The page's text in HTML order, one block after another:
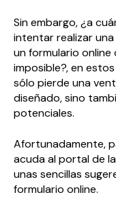
Sin embargo, ¿a
intentar realizar
un formulario
imposible?, en
sólo pierde una
diseñado, sino
potenciales.
Afortunadamente,
acuda al portal de
unas sencillas
formulario online.